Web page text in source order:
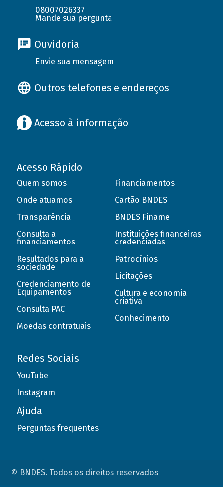
08007026337
Mande sua pergunta
Ouvidoria
Envie sua mensagem
Outros telefones e endereços
Acesso à informação
Acesso Rápido
Quem somos
Onde atuamos
Transparência
Consulta a
financiamentos
Resultados para a
sociedade
Credenciamento de
Equipamentos
Consulta PAC
Moedas contratuais
Financiamentos
Cartão BNDES
BNDES Finame
Instituições financeiras
credenciadas
Patrocínios
Licitações
Cultura e economia
criativa
Conhecimento
Redes Sociais
YouTube
Instagram
Ajuda
Perguntas frequentes
© BNDES. Todos os direitos reservados